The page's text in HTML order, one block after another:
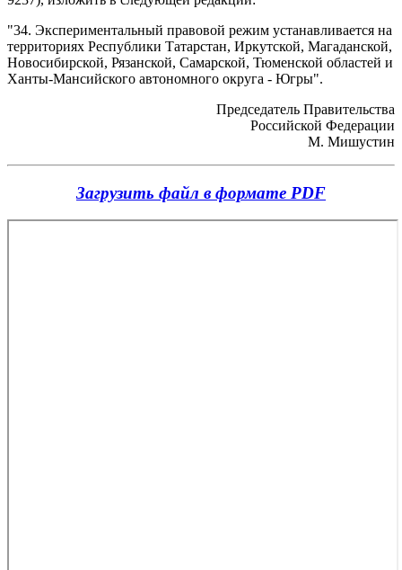
"34. Экспериментальный правовой режим устанавливается на
территориях Республики Татарстан, Иркутской, Магаданской,
Новосибирской, Рязанской, Самарской, Тюменской областей и
Ханты-Мансийского автономного округа - Югры".
Председатель Правительства
Российской Федерации
М. Мишустин
Загрузить файл в формате PDF